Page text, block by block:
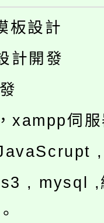
板設計
計開發
xampp伺
, mysql ,